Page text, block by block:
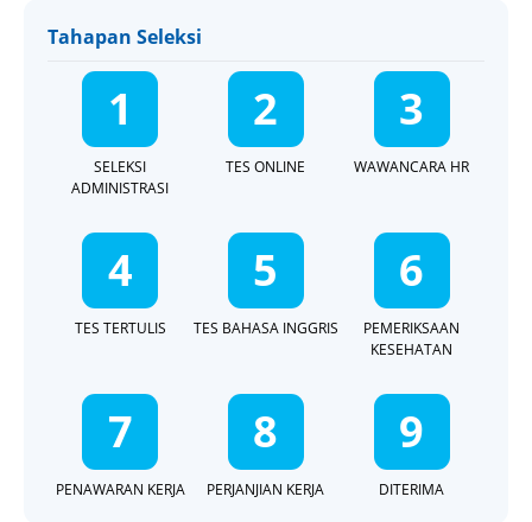
Tahapan Seleksi
1
SELEKSI
ADMINISTRASI
2
TES ONLINE
3
WAWANCARA HR
4
TES TERTULIS
5
TES BAHASA INGGRIS
6
PEMERIKSAAN
KESEHATAN
7
PENAWARAN KERJA
8
PERJANJIAN KERJA
9
DITERIMA